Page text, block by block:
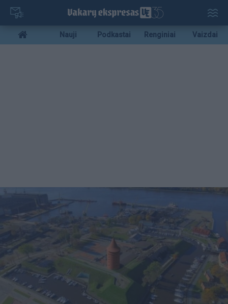
Pereiti
pagrindinį
turinį
Mobile
menu
Nauji Podkastai Renginiai Vaizdai